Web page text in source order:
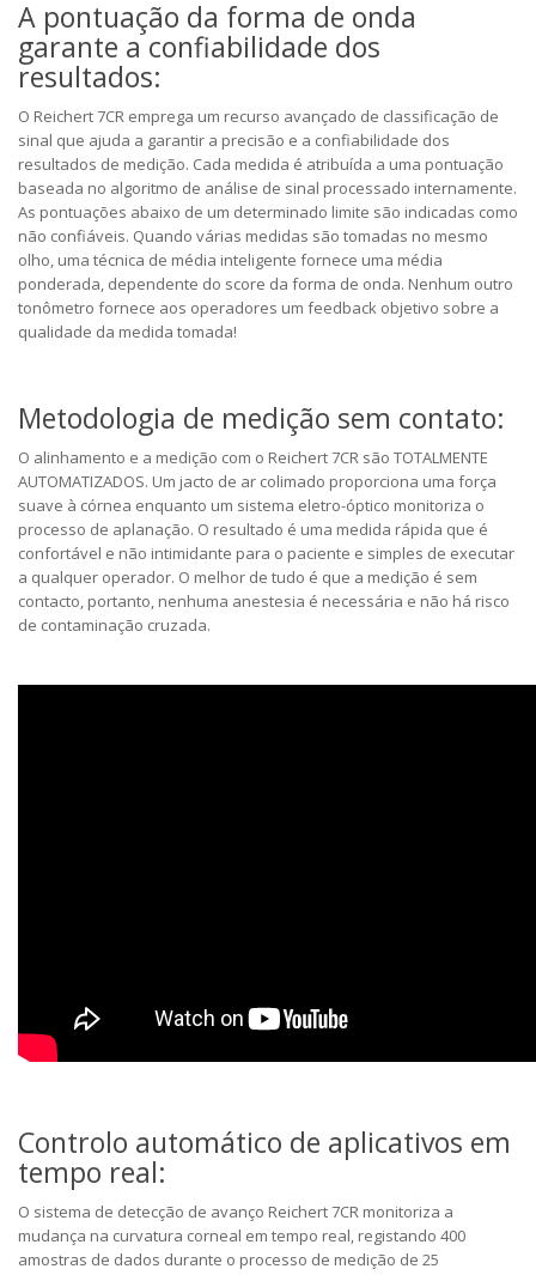
A pontuação da forma de onda
garante a confiabilidade dos
resultados:
O Reichert 7CR emprega um recurso avançado de classificação de
sinal que ajuda a garantir a precisão e a confiabilidade dos
resultados de medição. Cada medida é atribuída a uma pontuação
baseada no algoritmo de análise de sinal processado internamente.
As pontuações abaixo de um determinado limite são indicadas como
não confiáveis. Quando várias medidas são tomadas no mesmo
olho, uma técnica de média inteligente fornece uma média
ponderada, dependente do score da forma de onda. Nenhum outro
tonômetro fornece aos operadores um feedback objetivo sobre a
qualidade da medida tomada!
Metodologia de medição sem contato:
O alinhamento e a medição com o Reichert 7CR são TOTALMENTE
AUTOMATIZADOS. Um jacto de ar colimado proporciona uma força
suave à córnea enquanto um sistema eletro-óptico monitoriza o
processo de aplanação. O resultado é uma medida rápida que é
confortável e não intimidante para o paciente e simples de executar
a qualquer operador. O melhor de tudo é que a medição é sem
contacto, portanto, nenhuma anestesia é necessária e não há risco
de contaminação cruzada.
Controlo automático de aplicativos em
tempo real:
O sistema de detecção de avanço Reichert 7CR monitoriza a
mudança na curvatura corneal em tempo real, registando 400
amostras de dados durante o processo de medição de 25